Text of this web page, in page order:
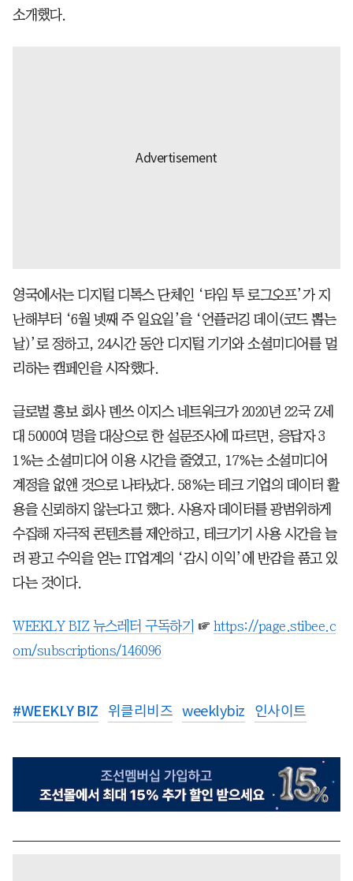
소개했다.
영국에서는 디지털 디톡스 단체인 ‘타임 투 로그오프’가 지
난해부터 ‘6월 넷째 주 일요일’을 ‘언플러깅 데이(코드 뽑는
날)’로 정하고, 24시간 동안 디지털 기기와 소셜미디어를 멀
리하는 캠페인을 시작했다.
글로벌 홍보 회사 덴쓰 이지스 네트워크가 2020년 22국 Z세
대 5000여 명을 대상으로 한 설문조사에 따르면, 응답자 3
1%는 소셜미디어 이용 시간을 줄였고, 17%는 소셜미디어
계정을 없앤 것으로 나타났다. 58%는 테크 기업의 데이터 활
용을 신뢰하지 않는다고 했다. 사용자 데이터를 광범위하게
수집해 자극적 콘텐츠를 제안하고, 테크기기 사용 시간을 늘
려 광고 수익을 얻는 IT업계의 ‘감시 이익’에 반감을 품고 있
다는 것이다.
WEEKLY BIZ 뉴스레터 구독하기 ☞ https://page.stibee.c
om/subscriptions/146096
#WEEKLY BIZ 위클리비즈 weeklybiz 인사이트